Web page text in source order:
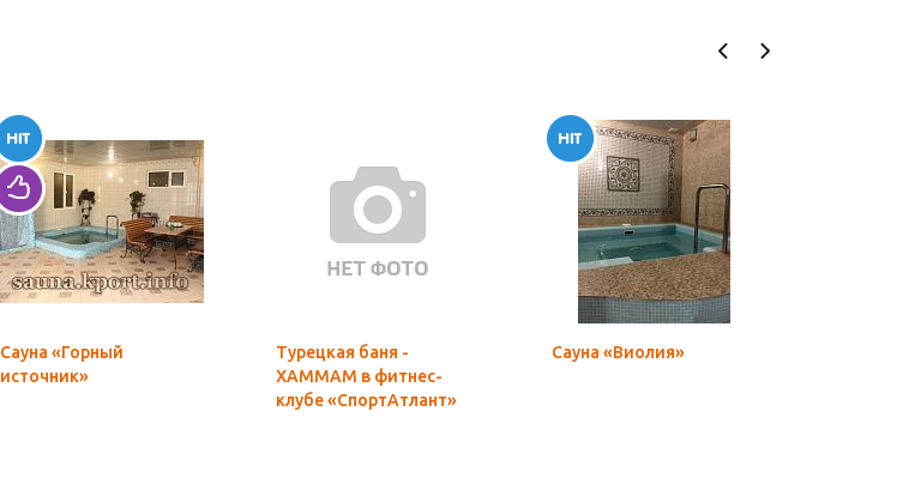
Сауна «Горный
источник»
Турецкая баня -
ХАММАМ в фитнес-
клубе «СпортАтлант»
Сауна «Виолия»